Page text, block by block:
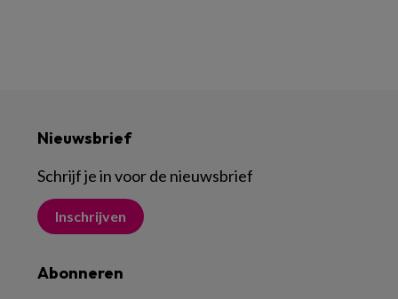
Nieuwsbrief
Schrijf je in voor de nieuwsbrief
Inschrijven
Abonneren